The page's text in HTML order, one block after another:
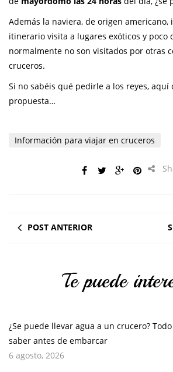
Además la naviera, de origen americano,
itinerario visita a lugares exóticos y poco
normalmente no son visitados por otras
cruceros.
Si no sabéis qué pedirle a los reyes, aquí
propuesta…
Información para viajar en cruceros
POST ANTERIOR
Te puede
¿Se puede llevar agua a un crucero?
saber antes de embarcar
6 agosto, 2026